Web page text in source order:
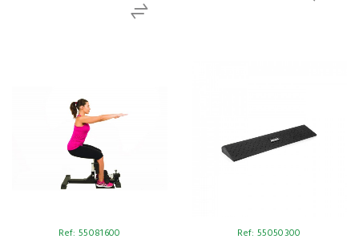
Ref: 55081600 Ref: 55050300